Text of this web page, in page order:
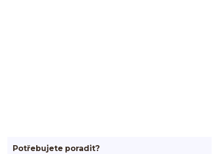
Potřebujete poradit?